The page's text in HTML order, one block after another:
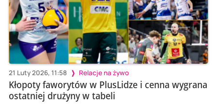
21 Luty 2026, 11:58 Relacje na żywo
Kłopoty faworytów w PlusLidze i cenna wygrana
ostatniej drużyny w tabeli